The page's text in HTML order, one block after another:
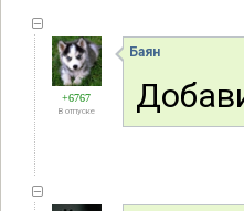
+6767
В отпуске
Баян